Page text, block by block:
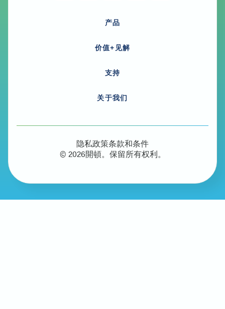
产品
价值+见解
支持
关于我们
© 2026開頓。保留所有权利。
隐私政策条款和条件